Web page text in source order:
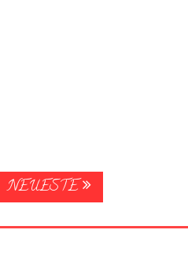
NEUESTE